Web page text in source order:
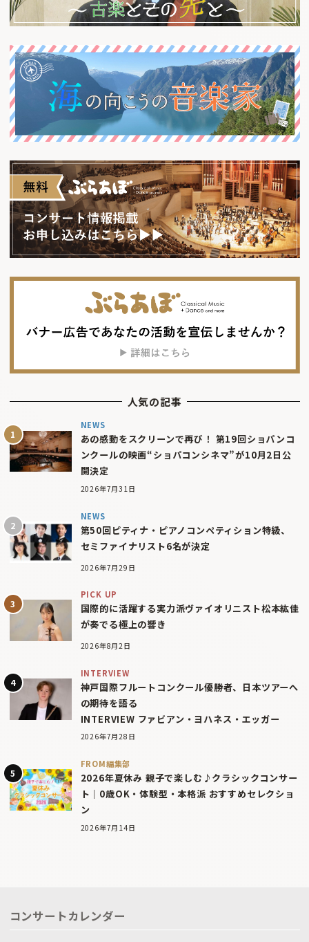
人気の記事
NEWS
あの感動をスクリーンで再び！ 第19回ショパンコ
ンクールの映画“ショパコンシネマ”が10月2日公
開決定
2026年7月31日
NEWS
第50回ピティナ・ピアノコンペティション特級、
セミファイナリスト6名が決定
2026年7月29日
PICK UP
国際的に活躍する実力派ヴァイオリニスト松本紘佳
が奏でる極上の響き
2026年8月2日
INTERVIEW
神戸国際フルートコンクール優勝者、日本ツアーへ
の期待を語る
INTERVIEW ファビアン・ヨハネス・エッガー
2026年7月28日
FROM編集部
2026年夏休み 親子で楽しむ♪クラシックコンサー
ト｜0歳OK・体験型・本格派 おすすめセレクショ
ン
2026年7月14日
コンサートカレンダー